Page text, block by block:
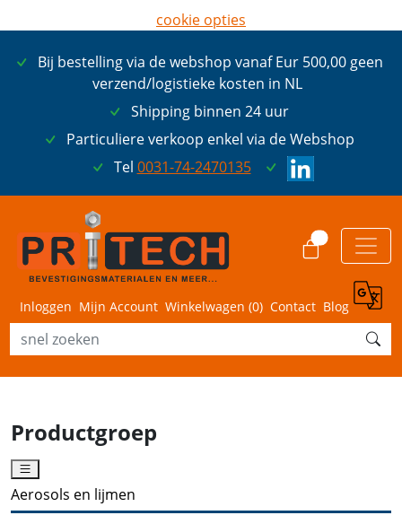
Bij bestelling via de webshop vanaf Eur 500,00 geen
verzend/logistieke kosten in NL
Shipping binnen 24 uur
Particuliere verkoop enkel via de Webshop
Tel 0031-74-2470135
Inloggen Mijn Account Winkelwagen (0) Contact Blog
Productgroep
Aerosols en lijmen
cookie opties
ik ga akkoord met cookies